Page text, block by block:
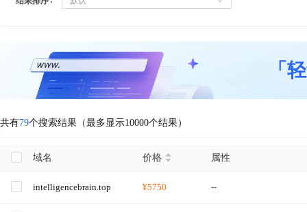
「
共有79个搜索结果（最多显示10000个结果）
域名 价格 属性
intelligencebrain.top ¥5750 --